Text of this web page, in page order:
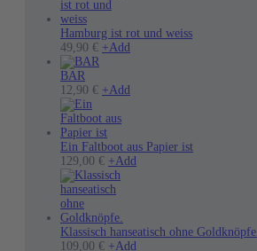
Varianten
gewählt
Hamburg ist rot und weiss
49,90 € +Add
BAR
12,90 € +Add
Ein Faltboot aus Papier ist
129,00 € +Add
auf.
Klassisch hanseatisch ohne Goldknöpfe.
109,00 € +Add